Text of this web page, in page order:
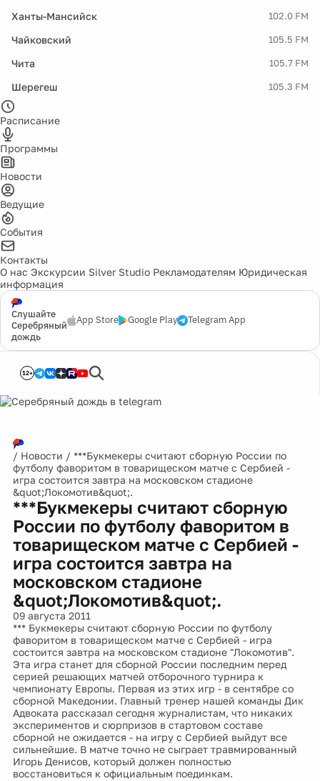
Ханты-Мансийск 102.0 FM
Чайковский 105.5 FM
Чита 105.7 FM
Шерегеш 105.3 FM
Расписание
Программы
Новости
Ведущие
События
Контакты
О нас Экскурсии Silver Studio Рекламодателям Юридическая
информация
Слушайте
Серебряный
дождь
App Store Google Play Telegram App
12+
/ Новости / ***Букмекеры считают сборную России по
футболу фаворитом в товарищеском матче с Сербией -
игра состоится завтра на московском стадионе
&quot;Локомотив&quot;.
***Букмекеры считают сборную
России по футболу фаворитом в
товарищеском матче с Сербией -
игра состоится завтра на
московском стадионе
&quot;Локомотив&quot;.
09 августа 2011
*** Букмекеры считают сборную России по футболу
фаворитом в товарищеском матче с Сербией - игра
состоится завтра на московском стадионе "Локомотив".
Эта игра станет для сборной России последним перед
серией решающих матчей отборочного турнира к
чемпионату Европы. Первая из этих игр - в сентябре со
сборной Македонии. Главный тренер нашей команды Дик
Адвоката рассказал сегодня журналистам, что никаких
экспериментов и сюрпризов в стартовом составе
сборной не ожидается - на игру с Сербией выйдут все
сильнейшие. В матче точно не сыграет травмированный
Игорь Денисов, который должен полностью
восстановиться к официальным поединкам.